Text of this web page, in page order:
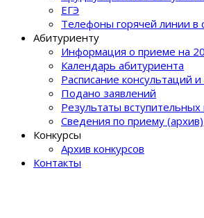
ЕГЭ
Телефоны горячей линии в
Абитуриенту
Информация о приеме на
Календарь абитуриента
Расписание консультаций
Подано заявлений
Результаты
Сведения по приему (архив)
Конкурсы
Архив конкурсов
Контакты